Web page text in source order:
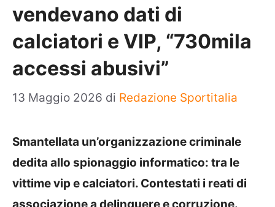
vendevano dati di
calciatori e VIP, “730mila
accessi abusivi”
13 Maggio 2026 di Redazione Sportitalia
Smantellata un’organizzazione criminale
dedita allo spionaggio informatico: tra le
vittime vip e calciatori. Contestati i reati di